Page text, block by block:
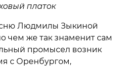
платок
Людмилы Зыкиной
чем же так знаменит сам
промысел возник
с Оренбургом,